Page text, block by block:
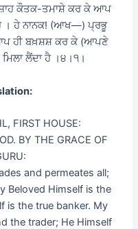
ਕੌਤਕ-ਤਮਾਸ਼ੇ ਕਰ ਕੇ ਆਪ
। ਹੇ ਨਾਨਕ! (ਆਖ—) ਪ੍ਰਭੂ
ਹੀ ਬਖ਼ਸ਼ਸ਼ ਕਰ ਕੇ (ਆਪਣੇ
ਲੈਂਦਾ ਹੈ ।੪।੧।
FIRST HOUSE:
BY THE GRACE OF
and permeates all;
Beloved Himself is the
is the true banker. My
the trader; He Himself